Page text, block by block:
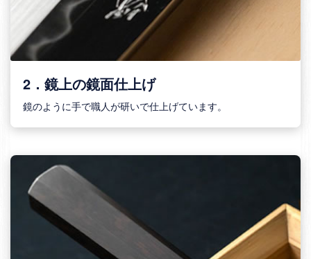
2．鏡上の鏡面仕上げ
鏡のように手で職人が研いで仕上げています。